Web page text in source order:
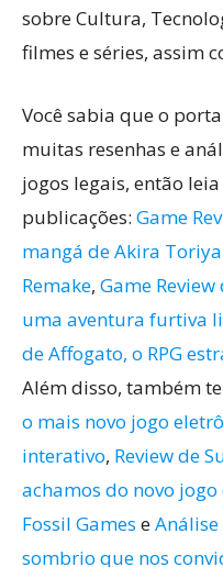
sobre Cultura,
filmes e séries, assim
Você sabia que o
muitas resenhas e
jogos legais, então
publicações: Game
mangá de Akira
Remake, Game
uma aventura furtiva
de Affogato, o RPG
Além disso, também
o mais novo jogo
interativo, Review de
achamos do novo
Fossil Games e
sombrio que nos